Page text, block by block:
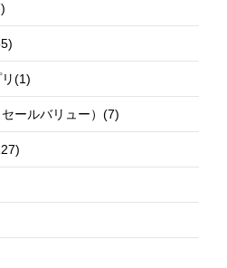
(1)
ールバリュー）(7)